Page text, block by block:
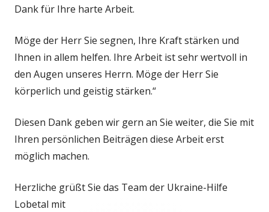
Dank für Ihre harte Arbeit.
Möge der Herr Sie segnen, Ihre Kraft stärken und
Ihnen in allem helfen. Ihre Arbeit ist sehr wertvoll in
den Augen unseres Herrn. Möge der Herr Sie
körperlich und geistig stärken.“
Diesen Dank geben wir gern an Sie weiter, die Sie mit
Ihren persönlichen Beiträgen diese Arbeit erst
möglich machen.
Herzliche grüßt Sie das Team der Ukraine-Hilfe
Lobetal mit